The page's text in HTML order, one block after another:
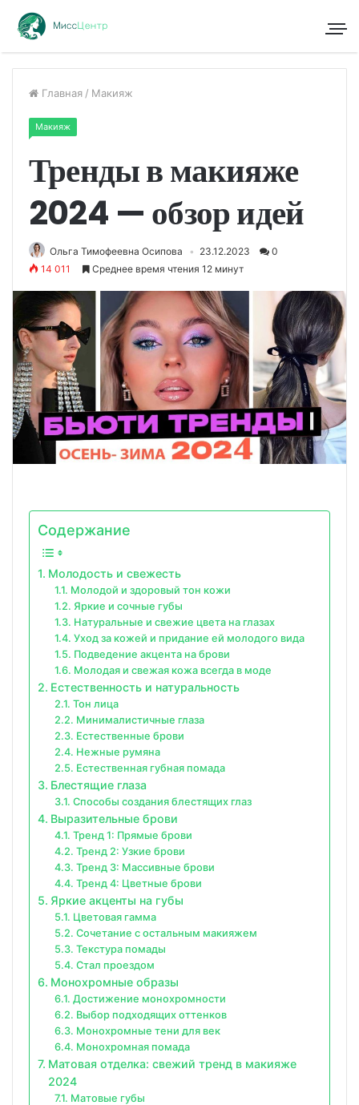
Главная / Макияж
Макияж
Тренды в макияже
2024 — обзор идей
Ольга Тимофеевна Осипова 23.12.2023
0
14 011
Среднее время чтения 12 минут
Содержание
Молодость и свежесть
Молодой и здоровый тон кожи
Яркие и сочные губы
Натуральные и свежие цвета на глазах
Уход за кожей и придание ей молодого вида
Подведение акцента на брови
Молодая и свежая кожа всегда в моде
Естественность и натуральность
Тон лица
Минималистичные глаза
Естественные брови
Нежные румяна
Естественная губная помада
Блестящие глаза
Способы создания блестящих глаз
Выразительные брови
Тренд 1: Прямые брови
Тренд 2: Узкие брови
Тренд 3: Массивные брови
Тренд 4: Цветные брови
Яркие акценты на губы
Цветовая гамма
Сочетание с остальным макияжем
Текстура помады
Стал проездом
Монохромные образы
Достижение монохромности
Выбор подходящих оттенков
Монохромные тени для век
Монохромная помада
Матовая отделка: свежий тренд в макияже
2024
Матовые губы